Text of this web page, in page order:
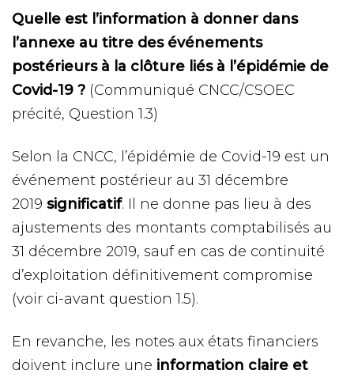
Quelle est l’information à donner dans
l’annexe au titre des événements
postérieurs à la clôture liés à l’épidémie de
Covid-19 ? (Communiqué CNCC/CSOEC
précité, Question 1.3)
Selon la CNCC, l’épidémie de Covid-19 est un
événement postérieur au 31 décembre
2019 significatif. Il ne donne pas lieu à des
ajustements des montants comptabilisés au
31 décembre 2019, sauf en cas de continuité
d’exploitation définitivement compromise
(voir ci-avant question 1.5).
En revanche, les notes aux états financiers
doivent inclure une information claire et